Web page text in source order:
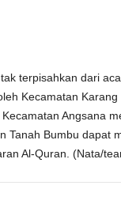
terpisahkan dari
Kecamatan
Angsana
Tanah Bumbu dapat
Al-Quran. (Nata/